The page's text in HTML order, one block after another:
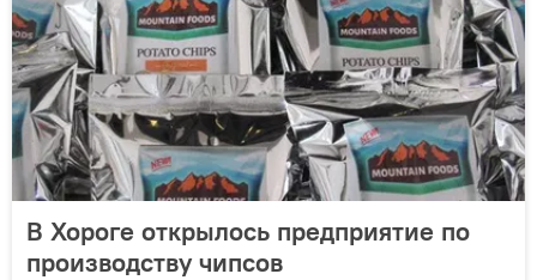
В Хороге открылось предприятие по
производству чипсов